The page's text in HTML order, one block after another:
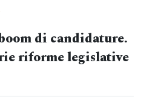
di candidature.
riforme legislative